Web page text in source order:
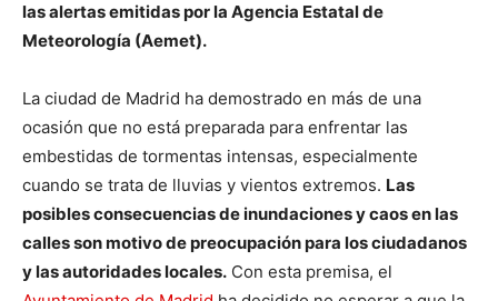
las alertas emitidas por la Agencia Estatal de
Meteorología (Aemet).
La ciudad de Madrid ha demostrado en más de una
ocasión que no está preparada para enfrentar las
embestidas de tormentas intensas, especialmente
cuando se trata de lluvias y vientos extremos. Las
posibles consecuencias de inundaciones y caos en las
calles son motivo de preocupación para los ciudadanos
y las autoridades locales. Con esta premisa, el